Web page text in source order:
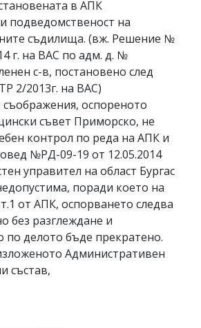
в АПК
подведомственост на
съдилища. (вж. Решение №
г. на ВАС по адм. д. №
с-в, постановено след
2/2013г. на ВАС)
съображения, оспореното
съвет Приморско, не
контрол по реда на АПК и
№РД-09-19 от 12.05.2014
управител на област Бургас
поради което на
т.1 от АПК, оспорването следва
без разглеждане и
по делото бъде прекратено.
Административен
състав,